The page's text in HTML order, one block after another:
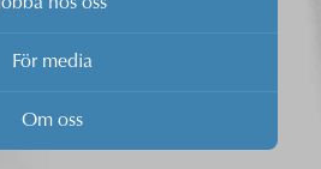
För media
Om oss